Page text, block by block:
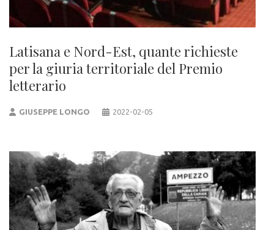
Latisana e Nord-Est, quante richieste
per la giuria territoriale del Premio
letterario
GIUSEPPE LONGO 2022-02-05